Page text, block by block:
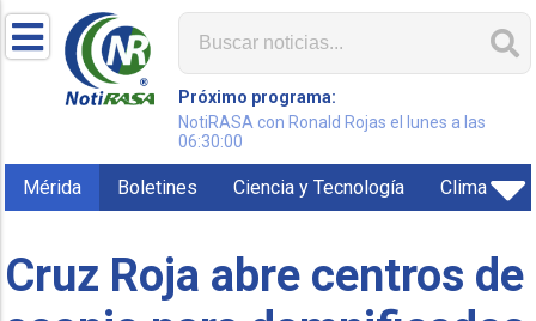
Próximo programa:
NotiRASA con Ronald Rojas el lunes a las
06:30:00
Mérida Boletines Ciencia y Tecnología Clima
Cruz Roja abre centros de